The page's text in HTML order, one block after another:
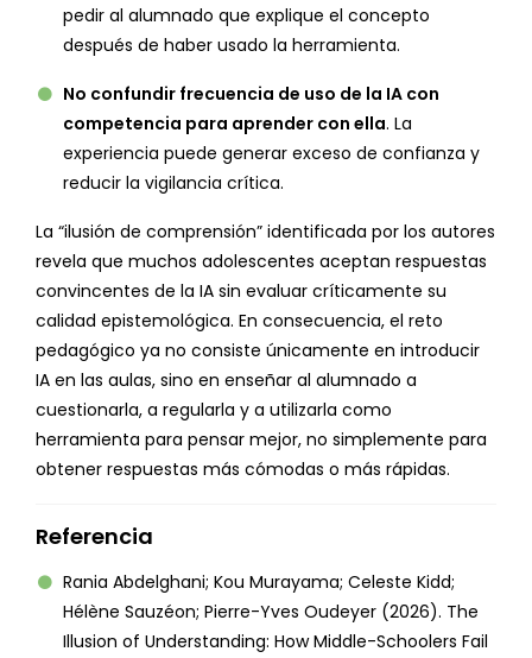
pedir al alumnado que explique el concepto
después de haber usado la herramienta.
No confundir frecuencia de uso de la IA con
competencia para aprender con ella. La
experiencia puede generar exceso de confianza y
reducir la vigilancia crítica.
La “ilusión de comprensión” identificada por los autores
revela que muchos adolescentes aceptan respuestas
convincentes de la IA sin evaluar críticamente su
calidad epistemológica. En consecuencia, el reto
pedagógico ya no consiste únicamente en introducir
IA en las aulas, sino en enseñar al alumnado a
cuestionarla, a regularla y a utilizarla como
herramienta para pensar mejor, no simplemente para
obtener respuestas más cómodas o más rápidas.
Referencia
Rania Abdelghani; Kou Murayama; Celeste Kidd;
Hélène Sauzéon; Pierre-Yves Oudeyer (2026). The
Illusion of Understanding: How Middle-Schoolers Fail